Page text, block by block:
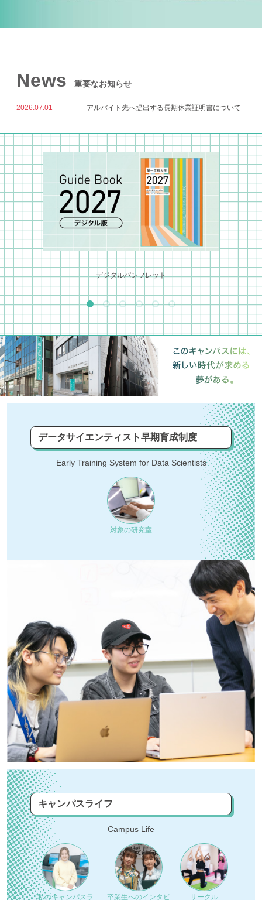
News 重要なお知らせ
2026.07.01 アルバイト先へ提出する長期休業証明書について
デジタルパンフレット
データサイエンティスト早期育成制度
Early Training System for Data Scientists
対象の研究室
キャンパスライフ
Campus Life
私のキャンパスラ 卒業生へのインタビ サークル